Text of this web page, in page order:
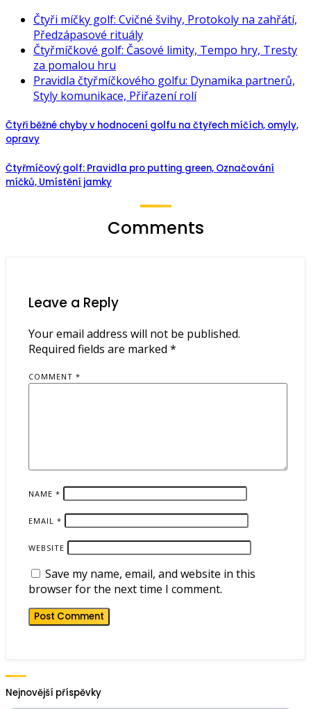
Čtyři míčky golf: Cvičné švihy, Protokoly na zahřátí,
Předzápasové rituály
Čtyřmíčkové golf: Časové limity, Tempo hry, Tresty
za pomalou hru
Pravidla čtyřmíčkového golfu: Dynamika partnerů,
Styly komunikace, Přiřazení rolí
Čtyři běžné chyby v hodnocení golfu na čtyřech míčích, omyly,
opravy
Čtyřmíčový golf: Pravidla pro putting green, Označování
míčků, Umístění jamky
Comments
Leave a Reply
Your email address will not be published.
Required fields are marked *
COMMENT *
NAME *
EMAIL *
WEBSITE
Save my name, email, and website in this
browser for the next time I comment.
Nejnovější příspěvky